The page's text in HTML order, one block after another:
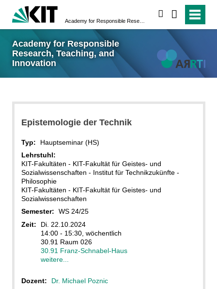
Academy for Responsible
Research, Teaching, and
Innovation
Epistemologie der Technik
Typ:
Hauptseminar (HS)
Lehrstuhl:
KIT-Fakultäten - KIT-Fakultät für Geistes- und
Sozialwissenschaften - Institut für Technikzukünfte -
Philosophie
KIT-Fakultäten - KIT-Fakultät für Geistes- und
Sozialwissenschaften
Semester:
WS 24/25
Zeit:
Di. 22.10.2024
14:00 - 15:30, wöchentlich
30.91 Raum 026
30.91 Franz-Schnabel-Haus
weitere...
Dozent:
Dr. Michael Poznic